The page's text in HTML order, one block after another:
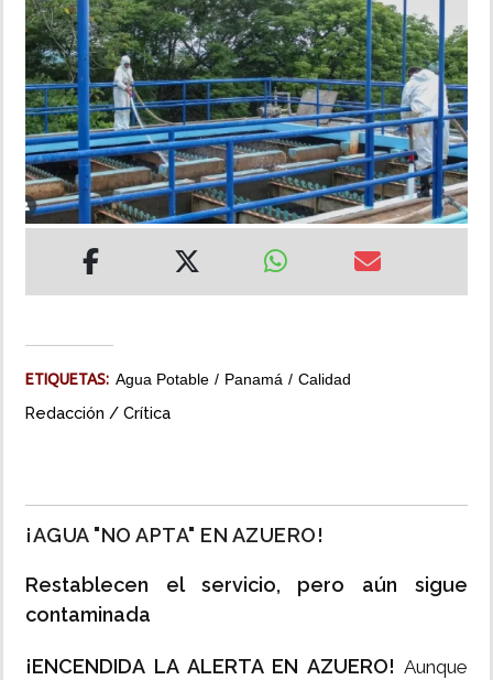
DEPORTES
MUNDO
INSÓLITAS
MULTIMEDIA
IMPRESO
ETIQUETAS: Agua Potable Panamá Calidad
Redacción / Crítica
¡AGUA "NO APTA" EN AZUERO!
Restablecen el servicio, pero aún sigue
contaminada
¡ENCENDIDA LA ALERTA EN AZUERO! Aunque